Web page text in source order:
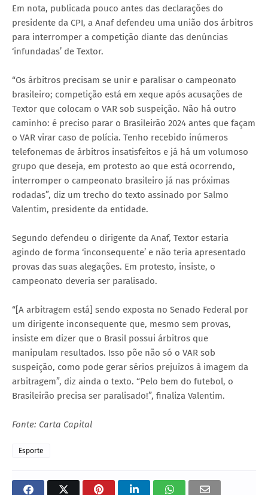
Em nota, publicada pouco antes das declarações do
presidente da CPI, a Anaf defendeu uma união dos árbitros
para interromper a competição diante das denúncias
‘infundadas’ de Textor.
“Os árbitros precisam se unir e paralisar o campeonato
brasileiro; competição está em xeque após acusações de
Textor que colocam o VAR sob suspeição. Não há outro
caminho: é preciso parar o Brasileirão 2024 antes que façam
o VAR virar caso de polícia. Tenho recebido inúmeros
telefonemas de árbitros insatisfeitos e já há um volumoso
grupo que deseja, em protesto ao que está ocorrendo,
interromper o campeonato brasileiro já nas próximas
rodadas”, diz um trecho do texto assinado por Salmo
Valentim, presidente da entidade.
Segundo defendeu o dirigente da Anaf, Textor estaria
agindo de forma ‘inconsequente’ e não teria apresentado
provas das suas alegações. Em protesto, insiste, o
campeonato deveria ser paralisado.
“[A arbitragem está] sendo exposta no Senado Federal por
um dirigente inconsequente que, mesmo sem provas,
insiste em dizer que o Brasil possui árbitros que
manipulam resultados. Isso põe não só o VAR sob
suspeição, como pode gerar sérios prejuízos à imagem da
arbitragem”, diz ainda o texto. “Pelo bem do futebol, o
Brasileirão precisa ser paralisado!”, finaliza Valentim.
Fonte: Carta Capital
Esporte